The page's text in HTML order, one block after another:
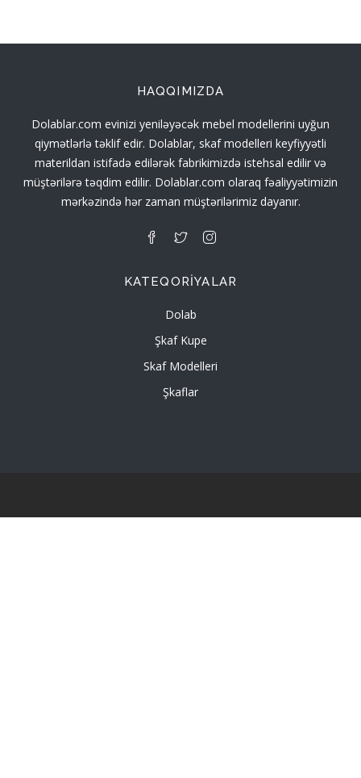
HAQQIMIZDA
Dolablar.com evinizi yeniləyəcək mebel modellerini uyğun
qiymətlərlə təklif edir. Dolablar, skaf modelleri keyfiyyətli
materildan istifadə edilərək fabrikimizdə istehsal edilir və
müştərilərə təqdim edilir. Dolablar.com olaraq fəaliyyətimizin
mərkəzində hər zaman müştərilərimiz dayanır.
KATEQORIYALAR
Dolab
Şkaf Kupe
Skaf Modelleri
Şkaflar